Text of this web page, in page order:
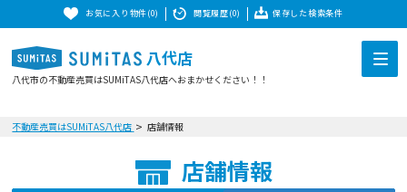
お気に入り物件(0) 閲覧履歴(0) 保存した検索条件
八代店
八代市の不動産売買はSUMiTAS八代店へおまかせください！！
不動産売買はSUMiTAS八代店 店舗情報
店舗情報